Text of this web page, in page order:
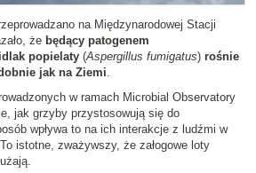
na Międzynarodowej Stacji
że będący patogenem
popielaty (Aspergillus fumigatus) rośnie
jak na Ziemi.
w ramach Microbial Observatory
jak grzyby przystosowują się do
wpływa to na ich interakcje z ludźmi w
istotne, zważywszy, że załogowe loty